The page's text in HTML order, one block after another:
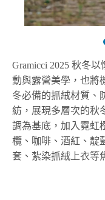
Gramicci 2025 秋冬
動與露營美學，也將
冬必備的抓絨材質、
紡，展現多層次的秋
調為基底，加入霓虹
欖、咖啡、酒紅、靛
套、紮染抓絨上衣等